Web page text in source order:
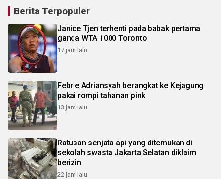
Berita Terpopuler
Janice Tjen terhenti pada babak pertama
ganda WTA 1000 Toronto
17 jam lalu
Febrie Adriansyah berangkat ke Kejagung
pakai rompi tahanan pink
13 jam lalu
Ratusan senjata api yang ditemukan di
sekolah swasta Jakarta Selatan diklaim
berizin
22 jam lalu